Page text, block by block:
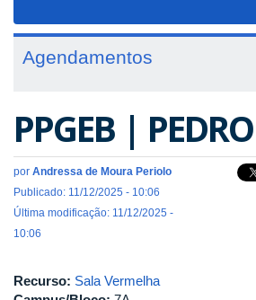
Agendamentos
PPGEB |
por Andressa de Moura Periolo
Publicado: 11/12/2025 - 10:06
Última modificação: 11/12/2025 -
10:06
Recurso: Sala Vermelha